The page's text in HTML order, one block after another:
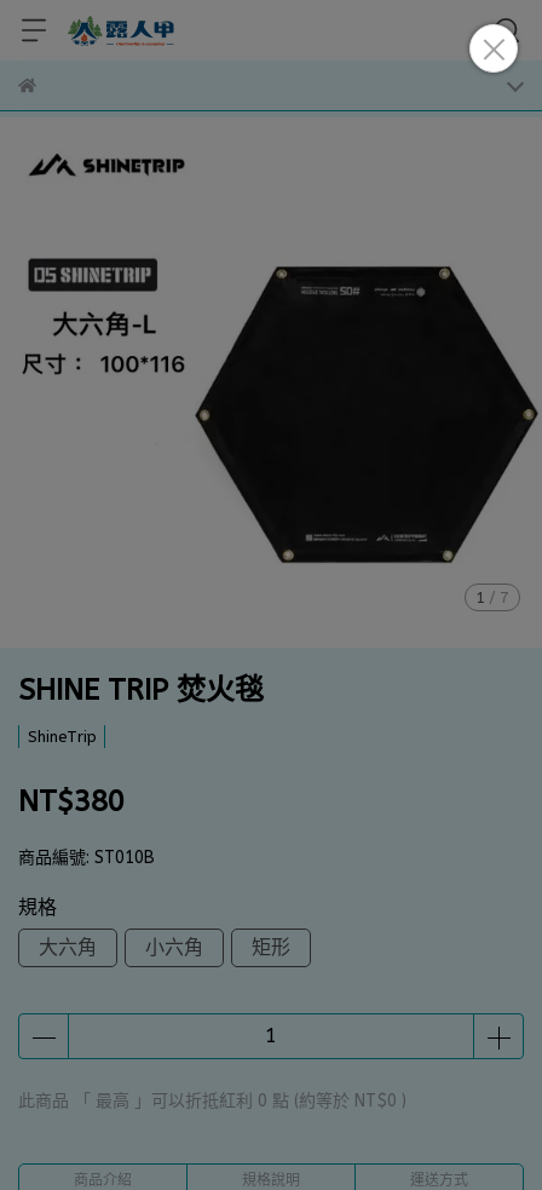
1 / 7
SHINE TRIP 焚火毯
ShineTrip
NT$380
商品編號: ST010B
規格
大六角
小六角 矩形
此商品 「 最高 」可以折抵紅利 0 點 (約等於 NT$0 )
商品介紹 規格說明 運送方式